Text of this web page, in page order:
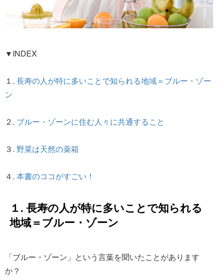
▼INDEX
１. 長寿の人が特に多いことで知られる地域＝ブルー・ゾー
ン
２. ブルー・ゾーンに住む人々に共通すること
３. 野菜は天然の薬箱
４. 本書のココがすごい！
１. 長寿の人が特に多いことで知られる
地域＝ブルー・ゾーン
「ブルー・ゾーン」という言葉を聞いたことがあります
か？